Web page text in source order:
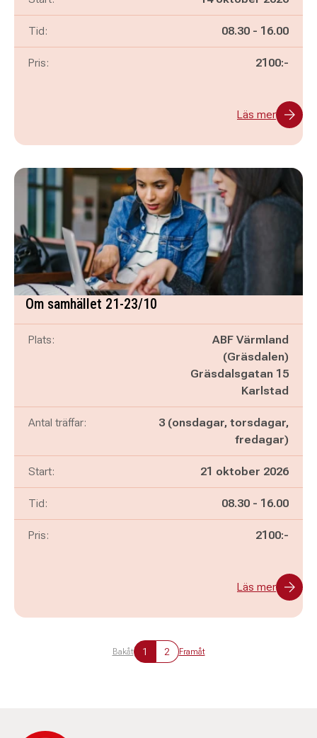
Tid: Pågår mellan
08.30 - och
16.00
Pris: 2100:-
Läs mer
Om samhället 21-23/10
Plats:
ABF Värmland
(Gräsdalen)
Gräsdalsgatan 15
Karlstad
Antal träffar:
3 (onsdagar, torsdagar,
fredagar)
Start: 21 oktober 2026
Tid: Pågår mellan
08.30 - och
16.00
Pris: 2100:-
Läs mer
Bakåt 1 2 Framåt